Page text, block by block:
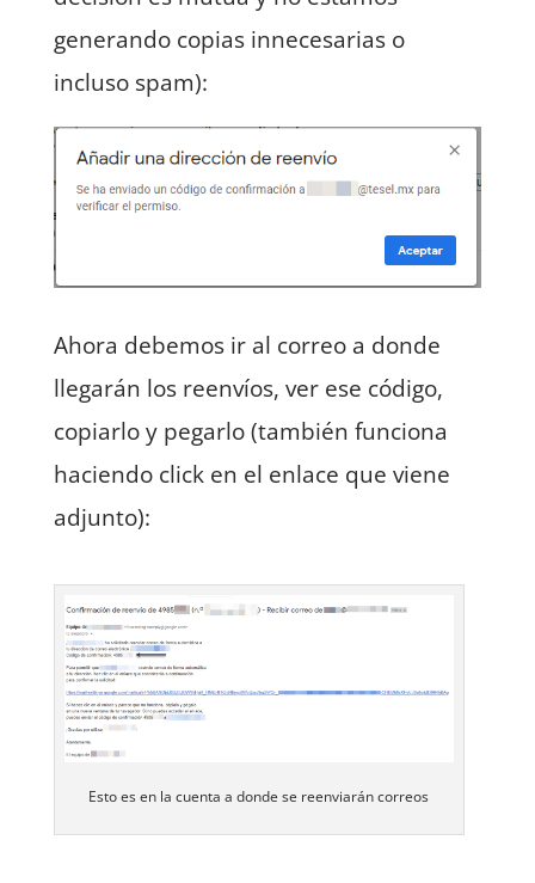
generando copias innecesarias o
incluso spam):
Ahora debemos ir al correo a donde
llegarán los reenvíos, ver ese código,
copiarlo y pegarlo (también funciona
haciendo click en el enlace que viene
adjunto):
Esto es en la cuenta a donde se reenviarán correos